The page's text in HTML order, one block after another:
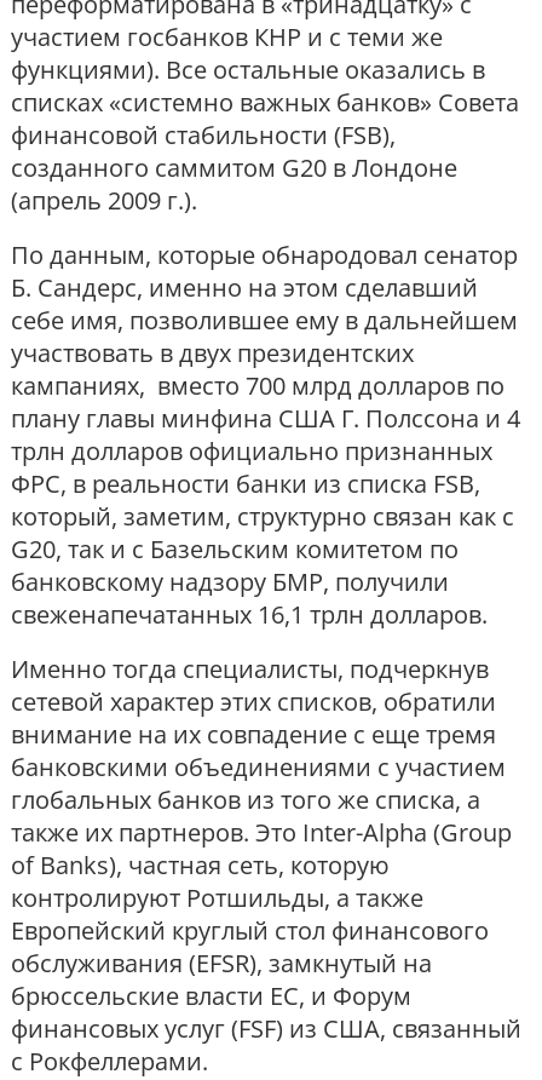
участием госбанков КНР и с теми же
функциями). Все остальные оказались в
списках «системно важных банков» Совета
финансовой стабильности (FSB),
созданного саммитом G20 в Лондоне
(апрель 2009 г.).
По данным, которые обнародовал сенатор
Б. Сандерс, именно на этом сделавший
себе имя, позволившее ему в дальнейшем
участвовать в двух президентских
кампаниях, вместо 700 млрд долларов по
плану главы минфина США Г. Полссона и 4
трлн долларов официально признанных
ФРС, в реальности банки из списка FSB,
который, заметим, структурно связан как с
G20, так и с Базельским комитетом по
банковскому надзору БМР, получили
свеженапечатанных 16,1 трлн долларов.
Именно тогда специалисты, подчеркнув
сетевой характер этих списков, обратили
внимание на их совпадение с еще тремя
банковскими объединениями с участием
глобальных банков из того же списка, а
также их партнеров. Это Inter-Alpha (Group
of Banks), частная сеть, которую
контролируют Ротшильды, а также
Европейский круглый стол финансового
обслуживания (EFSR), замкнутый на
брюссельские власти ЕС, и Форум
финансовых услуг (FSF) из США, связанный
с Рокфеллерами.